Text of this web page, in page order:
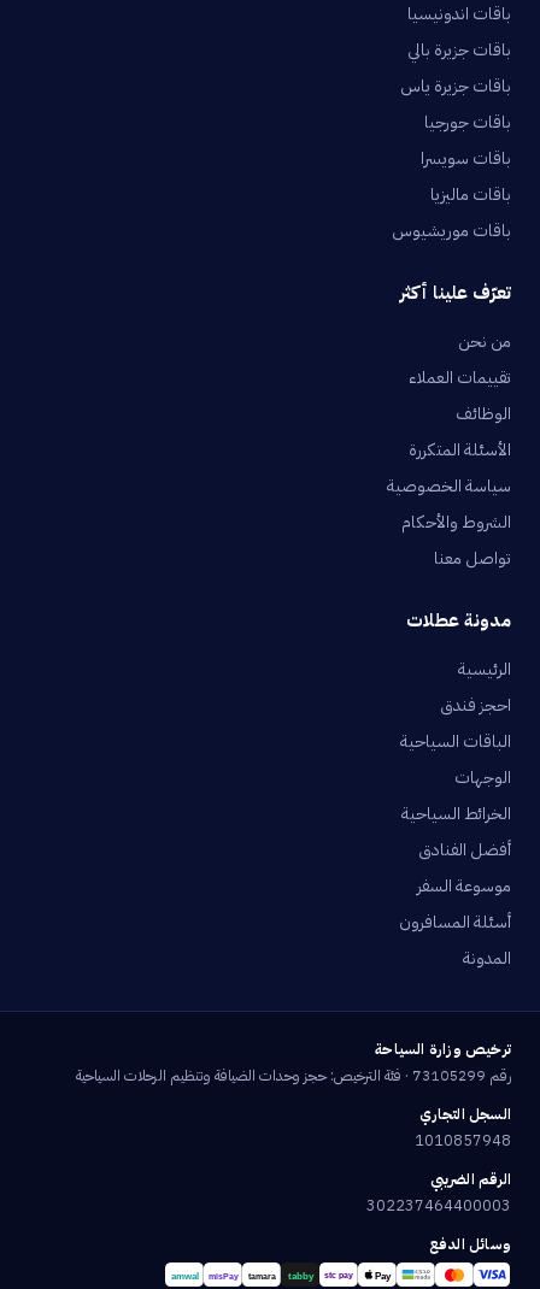
باقات اندونيسيا
باقات جزيرة بالي
باقات جزيرة ياس
باقات جورجيا
باقات سويسرا
باقات ماليزيا
باقات موريشيوس
تعرّف علينا أكثر
من نحن
تقييمات العملاء
الوظائف
الأسئلة المتكررة
سياسة الخصوصية
الشروط والأحكام
تواصل معنا
مدونة عطلات
الرئيسية
احجز فندق
الباقات السياحية
الوجهات
الخرائط السياحية
أفضل الفنادق
موسوعة السفر
أسئلة المسافرون
المدونة
ترخيص وزارة السياحة
رقم 73105299 · فئة الترخيص: حجز وحدات الضيافة وتنظيم الرحلات السياحية
السجل التجاري
1010857948
الرقم الضريبي
302237464400003
وسائل الدفع